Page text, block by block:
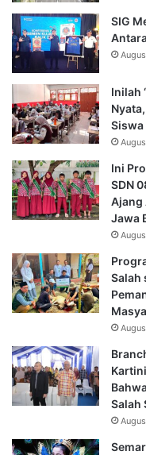
SIG
Inilah
Siswa
Ini
SDN
Ajang
Jawa
Salah
Salah